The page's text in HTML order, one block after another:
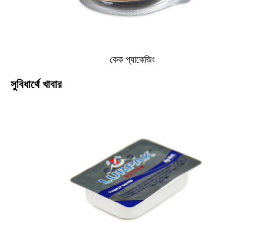
কেক প্যাকেজিং
সুবিধার্থে খাবার